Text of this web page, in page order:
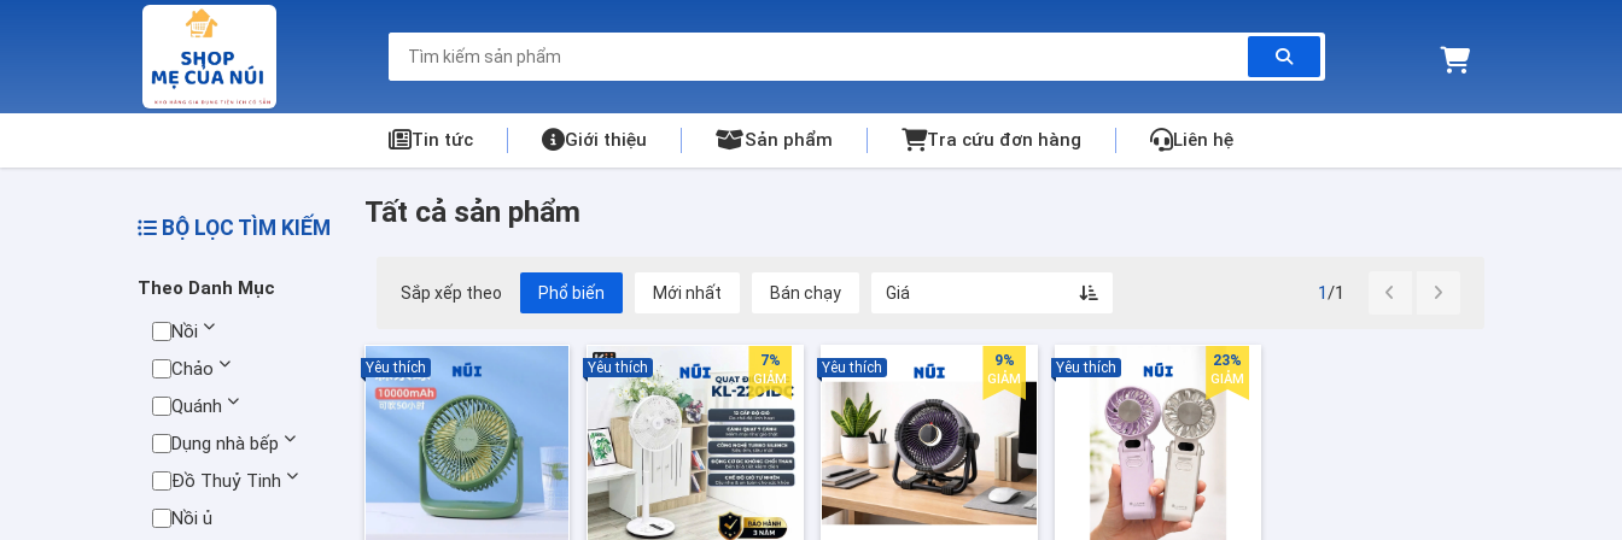
Tin tức Giới thiệu Sản phẩm Tra cứu đơn hàng Liên hệ
BỘ LỌC TÌM KIẾM
Theo Danh Mục
Nồi
Chảo
Quánh
Dụng nhà bếp
Đồ Thuỷ Tinh
Nồi ủ
Tất cả sản phẩm
Sắp xếp theo Phổ biến Mới nhất Bán chạy Giá 1 /1
Yêu thích Yêu thích 7%
GIẢM
Yêu thích 9%
GIẢM
Yêu thích 23%
GIẢM